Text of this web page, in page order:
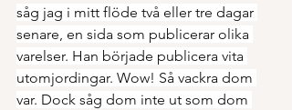
såg jag i mitt flöde två eller tre dagar
senare, en sida som publicerar olika
varelser. Han började publicera vita
utomjordingar. Wow! Så vackra dom
var. Dock såg dom inte ut som dom